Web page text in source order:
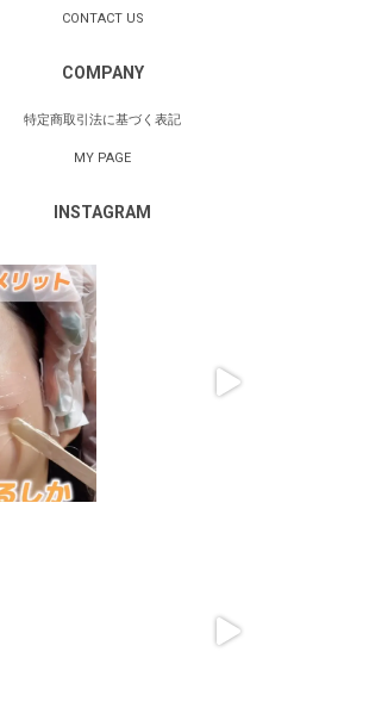
CONTACT US
COMPANY
特定商取引法に基づく表記
MY PAGE
INSTAGRAM